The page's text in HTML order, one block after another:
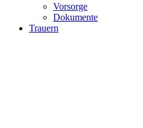
Vorsorge
Dokumente
Trauern